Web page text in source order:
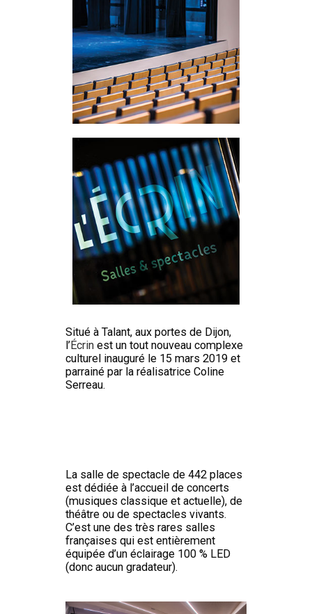
Situé à Talant, aux portes de Dijon,
l’Écrin est un tout nouveau complexe
culturel inauguré le 15 mars 2019 et
parrainé par la réalisatrice Coline
Serreau.
La salle de spectacle de 442 places
est dédiée à l’accueil de concerts
(musiques classique et actuelle), de
théâtre ou de spectacles vivants.
C’est une des très rares salles
françaises qui est entièrement
équipée d’un éclairage 100 % LED
(donc aucun gradateur).